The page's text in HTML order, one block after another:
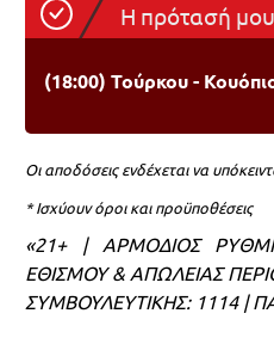
Η πρότασή μου
(18:00) Τούρκου -
Οι αποδόσεις ενδέχεται να
* Ισχύουν όροι και προϋποθέσεις
«21+ | ΑΡΜΟΔΙΟΣ
ΕΘΙΣΜΟΥ & ΑΠΩΛΕΙΑΣ
ΣΥΜΒΟΥΛΕΥΤΙΚΗΣ: 1114 |